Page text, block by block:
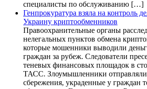
специалисты по обслуживанию […]
Генпрокуратура взяла на контроль
Украину криптообменников
Правоохранительные органы
нелегальных пунктов обмена
которые мошенники выводили
граждан за рубеж. Следователи
теневых финансовых площадок в
ТАСС. Злоумышленники отправляли
сбережения, украденные у граждан